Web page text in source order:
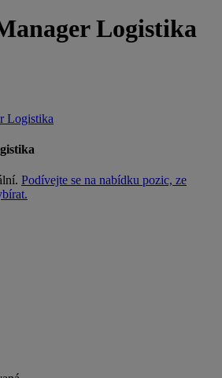
Logistika
Logistika
Podívejte se na nabídku pozic, ze